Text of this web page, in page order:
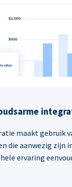
maakt gebruik
die aanwezig zijn
ervaring